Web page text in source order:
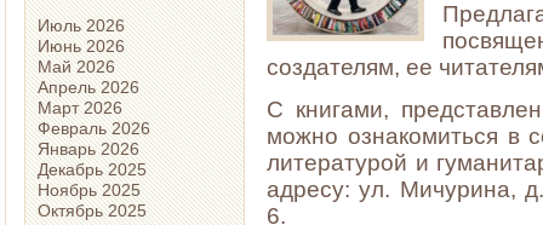
Июль 2026
Июнь 2026
Май 2026
Апрель 2026
Март 2026
Февраль 2026
Январь 2026
Декабрь 2025
Ноябрь 2025
Октябрь 2025
создателям, ее
С книгами,
можно ознакомиться в
литературой и
адресу: ул. Мичурина,
6.